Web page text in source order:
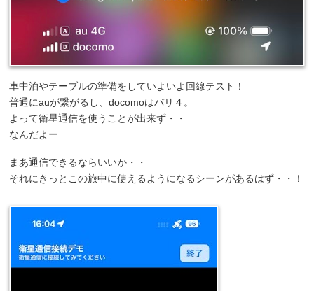
車中泊やテーブルの準備をしていよいよ回線テスト！
普通にauが繋がるし、docomoはバリ４。
よって衛星通信を使うことが出来ず・・
なんだよー
まあ通信できるならいいか・・
それにきっとこの旅中に使えるようになるシーンがあるはず・・！